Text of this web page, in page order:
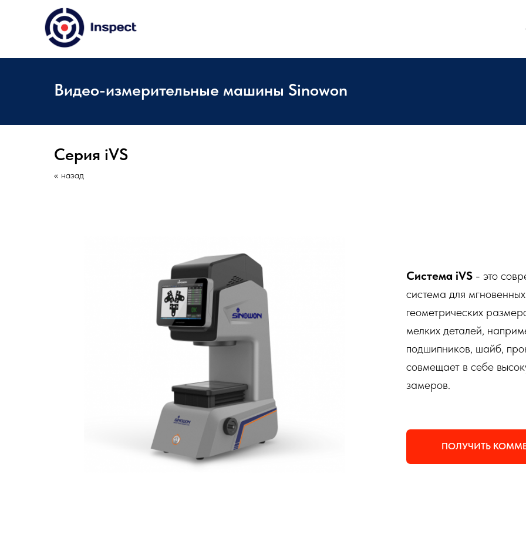
Видео-измерительные машины Sinowon
Серия iVS
« назад
Система iVS - это
система для
геометрических
мелких деталей,
подшипников, шайб,
совмещает в себе
замеров.
ПОЛУЧИТЬ